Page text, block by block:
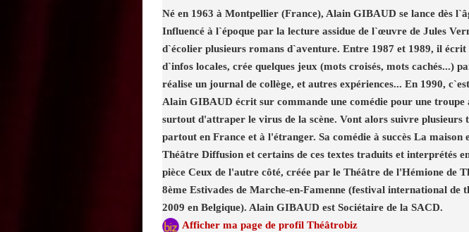
Né en 1963 à Montpellier (France), Alain GIBAUD se lance dès
Influencé à l`époque par la lecture assidue de l`œuvre de Jules
d`écolier plusieurs romans d`aventure. Entre 1987 et 1989, il écrit
d`infos locales, crée quelques jeux (mots croisés, mots cachés...)
réalise un journal de collège, et autres expériences... En 1990,
Alain GIBAUD écrit sur commande une comédie pour une troupe
surtout d'attraper le virus de la scène. Vont alors suivre plusieurs
partout en France et à l'étranger. Sa comédie à succès La maison
Théâtre Diffusion et certains de ces textes traduits et interprétés
pièce Ceux de l'autre côté, créée par le Théâtre de l'Hémione de
8ème Estivades de Marche-en-Famenne (festival international de
2009 en Belgique). Alain GIBAUD est Sociétaire de la SACD.
Afficher ma page de profil Théâtrobiz